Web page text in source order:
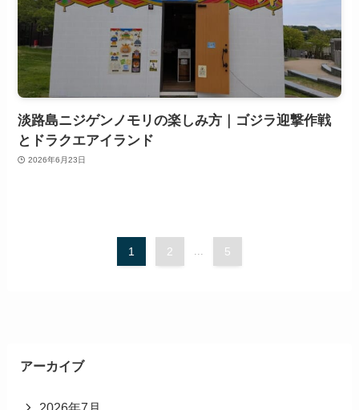
淡路島ニジゲンノモリの楽しみ方｜ゴジラ迎撃作戦
とドラクエアイランド
2026年6月23日
1 2 5
アーカイブ